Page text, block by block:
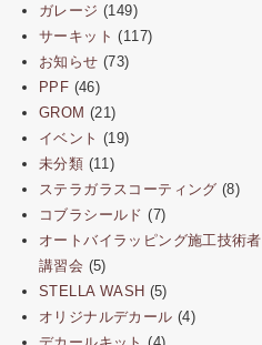
ガレージ (149)
サーキット (117)
お知らせ (73)
PPF (46)
GROM (21)
イベント (19)
未分類 (11)
ステラガラスコーティング (8)
コブラシールド (7)
オートバイラッピング施工技術者
講習会 (5)
STELLA WASH (5)
オリジナルデカール (4)